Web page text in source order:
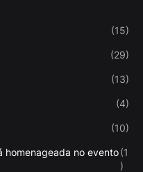
(15)
(29)
(13)
(4)
(10)
homenageada no evento(1
)